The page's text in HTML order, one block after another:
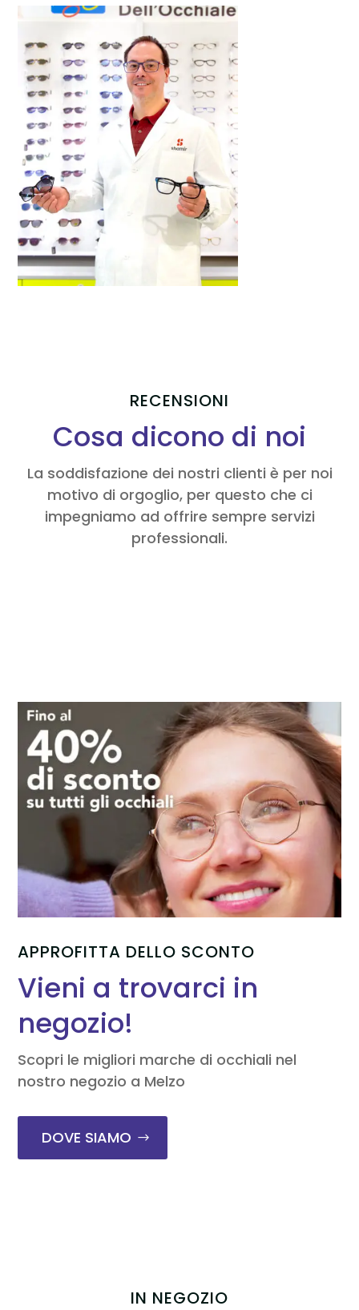
RECENSIONI
Cosa dicono di noi
La soddisfazione dei nostri clienti è per noi
motivo di orgoglio, per questo che ci
impegniamo ad offrire sempre servizi
professionali.
APPROFITTA DELLO SCONTO
Vieni a trovarci in
negozio!
Scopri le migliori marche di occhiali nel
nostro negozio a Melzo
DOVE SIAMO
IN NEGOZIO